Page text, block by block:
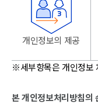
개인정보의 제공
※세부항목은 개인정보
본 개인정보처리방침의